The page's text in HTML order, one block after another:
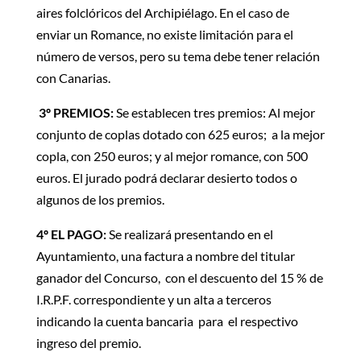
aires folclóricos del Archipiélago. En el caso de
enviar un Romance, no existe limitación para el
número de versos, pero su tema debe tener relación
con Canarias.
3º PREMIOS:Se establecen tres premios: Al mejor
conjunto de coplas dotado con 625 euros; a la mejor
copla, con 250 euros; y al mejor romance, con 500
euros. El jurado podrá declarar desierto todos o
algunos de los premios.
4º EL PAGO:Se realizará presentando en el
Ayuntamiento, una factura a nombre del titular
ganador del Concurso, con el descuento del 15 % de
I.R.P.F. correspondiente y un alta a terceros
indicando la cuenta bancaria para el respectivo
ingreso del premio.